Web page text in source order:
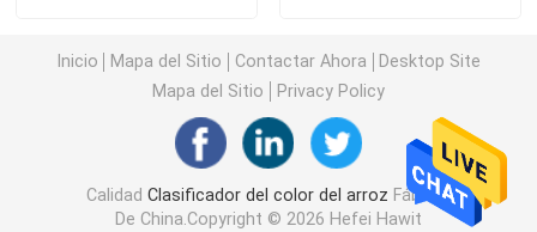
Clasificador del color de la especia
clasificador del color del sésamo
Clasificador Nuts del color
Inicio Mapa del Sitio Contactar Ahora
Desktop Site
Mapa del Sitio
Privacy Policy
CalidadClasificador del color del arroz Fábrica
De China.Copyright © 2026 Hefei Hawit